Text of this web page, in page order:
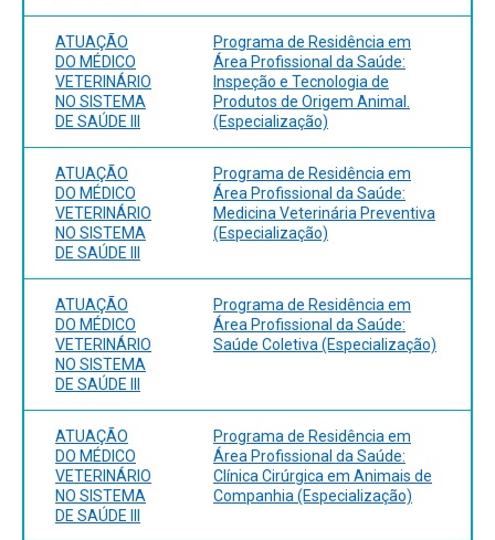
ATUAÇÃO
DO MÉDICO
VETERINÁRIO
NO SISTEMA
DE SAÚDE III
Programa de Residência em
Área Profissional da Saúde:
Inspeção e Tecnologia de
Produtos de Origem Animal.
(Especialização)
ATUAÇÃO
DO MÉDICO
VETERINÁRIO
NO SISTEMA
DE SAÚDE III
Programa de Residência em
Área Profissional da Saúde:
Medicina Veterinária Preventiva
(Especialização)
ATUAÇÃO
DO MÉDICO
VETERINÁRIO
NO SISTEMA
DE SAÚDE III
Programa de Residência em
Área Profissional da Saúde:
Saúde Coletiva (Especialização)
ATUAÇÃO
DO MÉDICO
VETERINÁRIO
NO SISTEMA
DE SAÚDE III
Programa de Residência em
Área Profissional da Saúde:
Clínica Cirúrgica em Animais de
Companhia (Especialização)